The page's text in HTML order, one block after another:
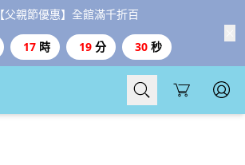
【父親節優惠】全館滿千折百
17 時 19 分 28 秒
Cart